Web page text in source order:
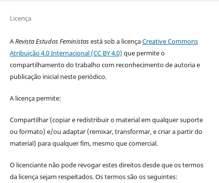
Licença
ARevista Estudos Feministasestá sob a licençaCreative Commons
Atribuição 4.0 Internacional (CC BY 4.0) que permite o
compartilhamento do trabalho com reconhecimento de autoria e
publicação inicial neste periódico.
A licença permite:
Compartilhar (copiar e redistribuir o material em qualquer suporte
ou formato) e/ou adaptar (remixar, transformar, e criar a partir do
material) para qualquer fim, mesmo que comercial.
O licenciante não pode revogar estes direitos desde que os termos
da licença sejam respeitados. Os termos são os seguintes: